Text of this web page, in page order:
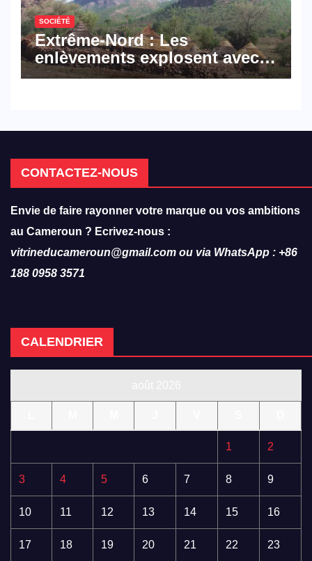
SOCIÉTÉ
Extrême-Nord : Les
enlèvements explosent avec
308 victimes en trois mois
CONTACTEZ-NOUS
Envie de faire rayonner votre marque ou vos ambitions
au Cameroun ? Ecrivez-nous :
vitrineducameroun@gmail.com ou via WhatsApp : +86
188 0958 3571
CALENDRIER
1 2
3 4 5 6 7 8 9
10 11 12 13 14 15 16
17 18 19 20 21 22 23